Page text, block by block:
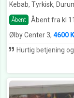
Kebab, Tyrkisk,
Åbent Åbent fra kl
Ølby Center 3, 4600
Hurtig betjening